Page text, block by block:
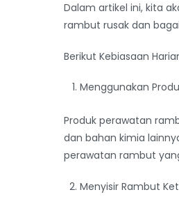
Dalam artikel ini, kita
rambut rusak dan
Berikut Kebiasaan
Menggunakan
Produk perawatan
dan bahan kimia
perawatan rambut
Menyisir Rambut